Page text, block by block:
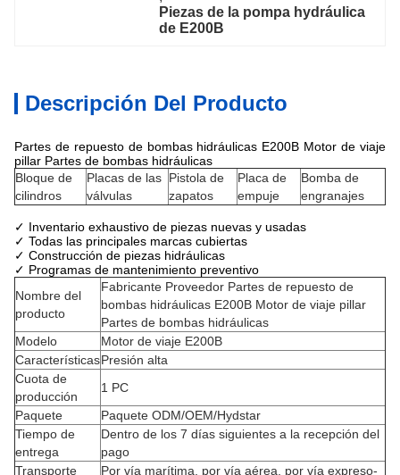
Piezas de la pompa hydráulica
de E200B
Descripción Del Producto
Partes de repuesto de bombas hidráulicas E200B Motor de viaje
pillar Partes de bombas hidráulicas
Bloque de
cilindros
Placas de las
válvulas
Pistola de
zapatos
Placa de
empuje
Bomba de
engranajes
✓ Inventario exhaustivo de piezas nuevas y usadas
✓ Todas las principales marcas cubiertas
✓ Construcción de piezas hidráulicas
✓ Programas de mantenimiento preventivo
Nombre del
producto
Fabricante Proveedor Partes de repuesto de
bombas hidráulicas E200B Motor de viaje pillar
Partes de bombas hidráulicas
Modelo
Motor de viaje E200B
CaracterísticasPresión alta
Cuota de
producción
1 PC
Paquete
Paquete ODM/OEM/Hydstar
Tiempo de
entrega
Dentro de los 7 días siguientes a la recepción del
pago
Transporte
Por vía marítima, por vía aérea, por vía expreso-